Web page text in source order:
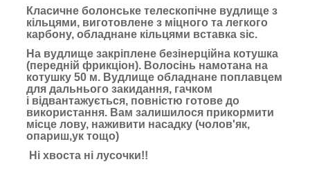
Класичне болонське телескопічне вудлище з
кільцями, виготовлене з міцного та легкого
карбону, обладнане кільцями вставка sic.
На вудлище закріплене безінерційна котушка
(передній фрикціон). Волосінь намотана на
котушку 50 м. Вудлище обладнане поплавцем
для дальнього закидання, гачком
і відвантажується, повністю готове до
використання. Вам залишилося прикормити
місце лову, наживити насадку (чолов'як,
опариш,ук тощо)
Ні хвоста ні лусочки!!